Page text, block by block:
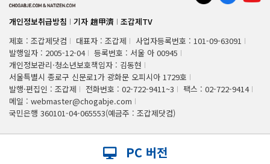
개인정보취급방침 기자 趙甲濟
조갑제TV
제호 : 조갑제닷컴
대표자 : 조갑제
사업자등록번호 : 101-09-63091
발행일자 : 2005-12-04
등록번호 : 서울 아 00945
개인정보관리·청소년보호책임자 : 김동현
서울특별시 종로구 신문로1가 광화문 오피시아 1729호
발행·편집인 : 조갑제
전화번호 : 02-722-9411~3
팩스 : 02-722-9414
메일 : webmaster@chogabje.com
국민은행 360101-04-065553(예금주 : 조갑제닷컴)
PC 버전